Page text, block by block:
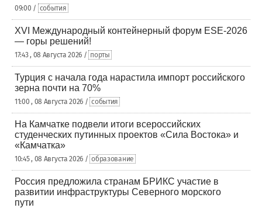
09:00 / события
XVI Международный контейнерный форум ESE-2026
— горы решений!
17:43 , 08 Августа 2026 / порты
Турция с начала года нарастила импорт российского
зерна почти на 70%
11:00 , 08 Августа 2026 / события
На Камчатке подвели итоги всероссийских
студенческих путинных проектов «Сила Востока» и
«Камчатка»
10:45 , 08 Августа 2026 / образование
Россия предложила странам БРИКС участие в
развитии инфраструктуры Северного морского
пути